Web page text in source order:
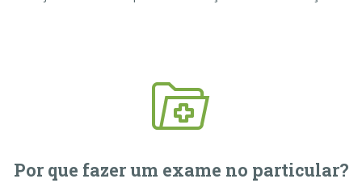
Por que fazer um exame no particular?